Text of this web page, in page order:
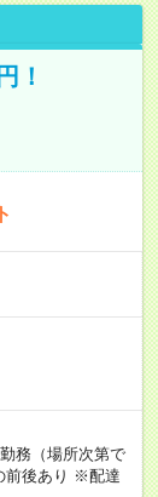
！
務（場所次第で
前後あり ※配達